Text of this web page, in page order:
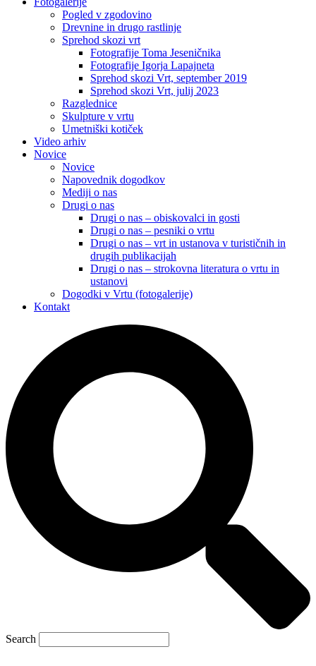
Pogled v zgodovino
Drevnine in drugo rastlinje
Sprehod skozi vrt
Fotografije Toma Jeseničnika
Fotografije Igorja Lapajneta
Sprehod skozi Vrt, september 2019
Sprehod skozi Vrt, julij 2023
Razglednice
Skulpture v vrtu
Umetniški kotiček
Video arhiv
Novice
Novice
Napovednik dogodkov
Mediji o nas
Drugi o nas
Drugi o nas – obiskovalci in gosti
Drugi o nas – pesniki o vrtu
Drugi o nas – vrt in ustanova v turističnih in
drugih publikacijah
Drugi o nas – strokovna literatura o vrtu in
ustanovi
Dogodki v Vrtu (fotogalerije)
Kontakt
Search